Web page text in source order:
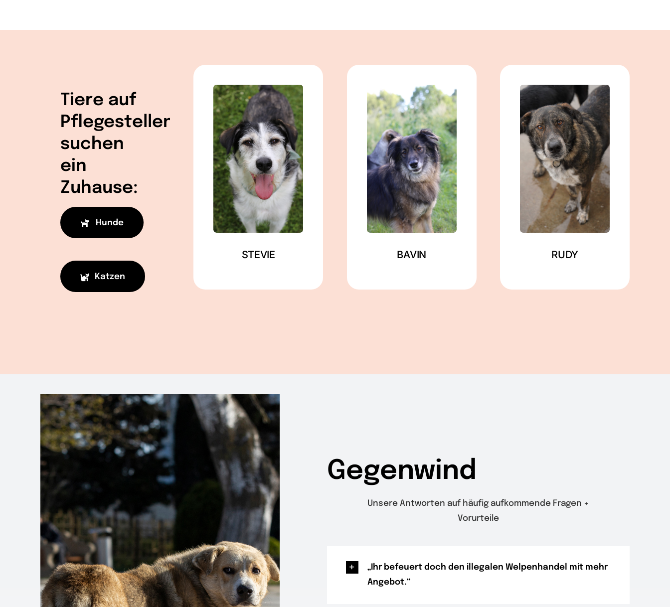
Tiere auf
Pflegestellen
suchen
ein
Zuhause:
Hunde
Katzen
männlich
geb. ca. 02/2020
ca. 57 cm
in Berlin
Mehr lesen
STEVIE
männlich
geb. ca. 11/2019
ca. 48 cm
in Zahna-Elster
Mehr lesen
BAVIN
männlich
geb. ca. 03/2022
ca. 60 cm
in Gramzow
Mehr lesen
RUDY
Gegenwind
Unsere Antworten auf häufig aufkommende Fragen +
Vorurteile
„Ihr befeuert doch den illegalen Welpenhandel mit mehr
Angebot.“